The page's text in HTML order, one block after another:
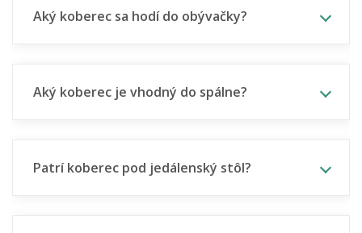
Aký koberec sa hodí do obývačky?
Aký koberec je vhodný do spálne?
Patrí koberec pod jedálenský stôl?